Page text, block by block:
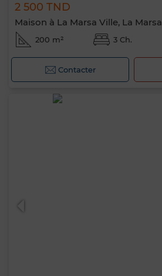
2 500 TND
Maison à La Marsa Ville, La Marsa
200 m² 3 Ch.
Contacter